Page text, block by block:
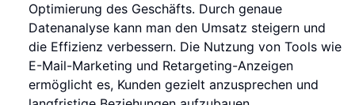
Optimierung des Geschäfts. Durch genaue
Datenanalyse kann man den Umsatz steigern und
die Effizienz verbessern. Die Nutzung von Tools wie
E-Mail-Marketing und Retargeting-Anzeigen
ermöglicht es, Kunden gezielt anzusprechen und